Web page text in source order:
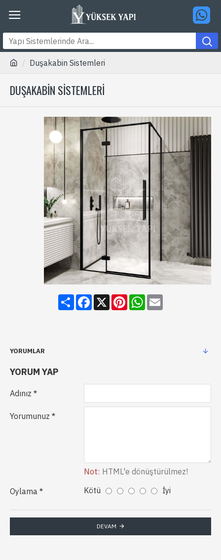
Duşakabin Sistemleri
DUŞAKABIN SISTEMLERI
ShareFacebook
X PinterestWhatsApp
Email
YORUMLAR
YORUM YAP
Adınız
Yorumunuz
Not: HTML'e dönüştürülmez!
Oylama
Kötü İyi
DEVAM